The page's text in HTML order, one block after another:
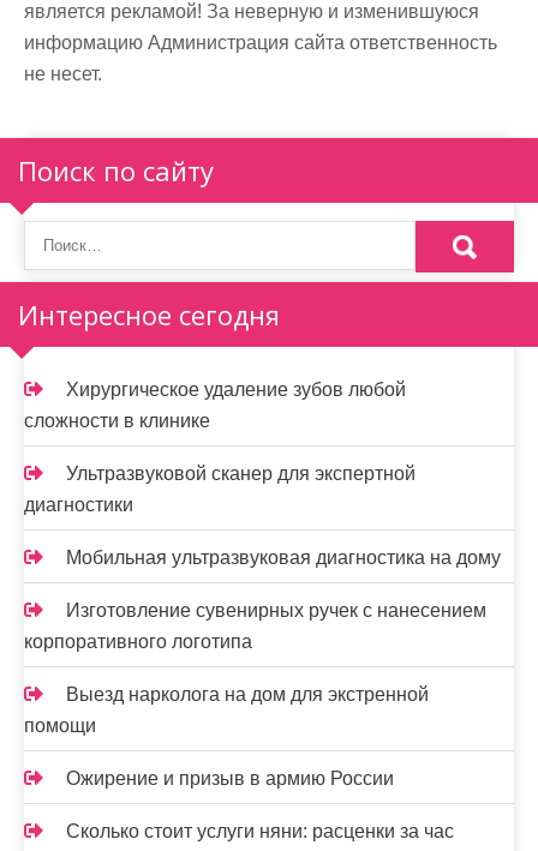
является рекламой! За неверную и изменившуюся
информацию Администрация сайта ответственность
не несет.
Поиск по сайту
Интересное сегодня
Хирургическое удаление зубов любой
сложности в клинике
Ультразвуковой сканер для экспертной
диагностики
Мобильная ультразвуковая диагностика на дому
Изготовление сувенирных ручек с нанесением
корпоративного логотипа
Выезд нарколога на дом для экстренной
помощи
Ожирение и призыв в армию России
Сколько стоит услуги няни: расценки за час